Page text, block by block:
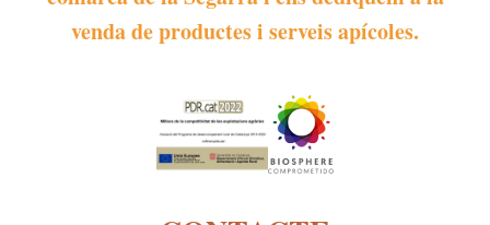
venda de productes i serveis apícoles.